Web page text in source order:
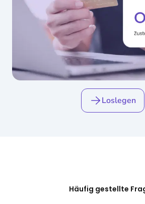
Loslegen
Häufig gestellte